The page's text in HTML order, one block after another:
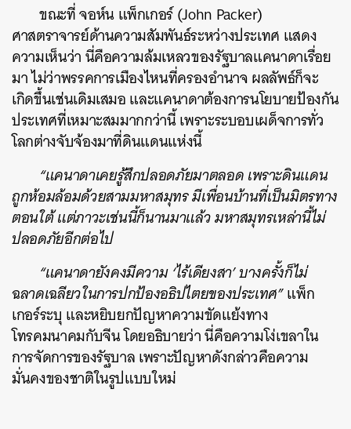
ขณะที่ จอห์น แพ็กเกอร์ (John Packer)
ศาสตราจารย์ด้านความสัมพันธ์ระหว่างประเทศ แสดง
ความเห็นว่า นี่คือความล้มเหลวของรัฐบาลแคนาดาเรื่อย
มา ไม่ว่าพรรคการเมืองไหนที่ครองอำนาจ ผลลัพธ์ก็จะ
เกิดขึ้นเช่นเดิมเสมอ และแคนาดาต้องการนโยบายป้องกัน
ประเทศที่เหมาะสมมากกว่านี้ เพราะระบอบเผด็จการทั่ว
โลกต่างจับจ้องมาที่ดินแดนแห่งนี้
“แคนาดาเคยรู้สึกปลอดภัยมาตลอด เพราะดินแดน
ถูกห้อมล้อมด้วยสามมหาสมุทร มีเพื่อนบ้านที่เป็นมิตรทาง
ตอนใต้ แต่ภาวะเช่นนี้ก็นานมาแล้ว มหาสมุทรเหล่านี้ไม่
ปลอดภัยอีกต่อไป
“แคนาดายังคงมีความ ‘ไร้เดียงสา’ บางครั้งก็ไม่
ฉลาดเฉลียวในการปกป้องอธิปไตยของประเทศ”แพ็ก
เกอร์ระบุ และหยิบยกปัญหาความขัดแย้งทาง
โทรคมนาคมกับจีน โดยอธิบายว่า นี่คือความโง่เขลาใน
การจัดการของรัฐบาล เพราะปัญหาดังกล่าวคือความ
มั่นคงของชาติในรูปแบบใหม่